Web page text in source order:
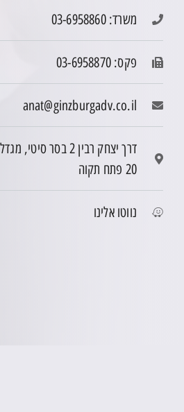
משרד: 03-6958860
פקס: 03-6958870
anat@ginzburgadv.co.il
20 פתח תקוה
נווטו אלינו